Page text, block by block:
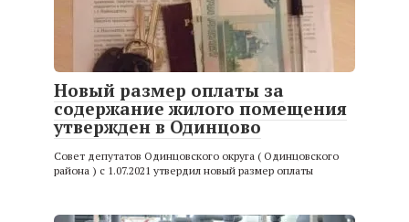
Новый размер оплаты за
содержание жилого помещения
утвержден в Одинцово
Совет депутатов Одинцовского округа ( Одинцовского
района ) с 1.07.2021 утвердил новый размер оплаты